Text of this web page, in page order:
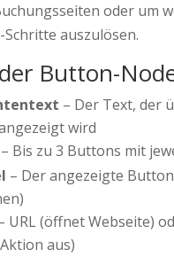
oder um
auszulösen.
Button-
– Der Text, der
wird
– Bis zu 3 Buttons mit
– Der angezeigte
URL (öffnet Webseite)
aus)